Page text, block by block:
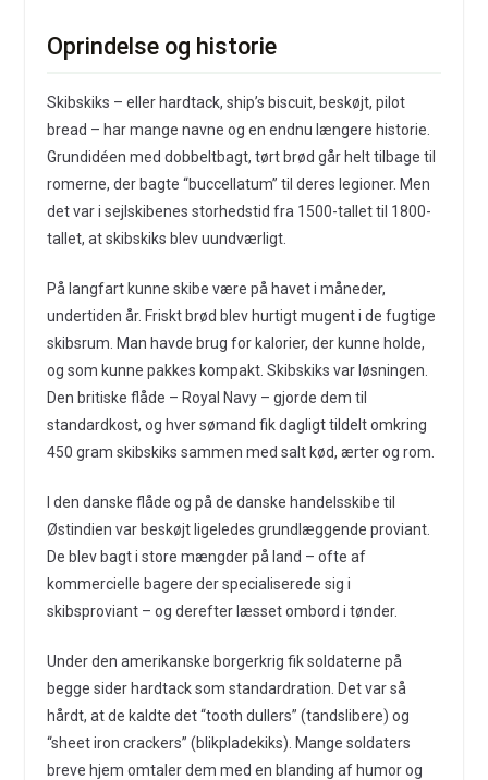
Oprindelse og historie
Skibskiks – eller hardtack, ship’s biscuit, beskøjt, pilot
bread – har mange navne og en endnu længere historie.
Grundidéen med dobbeltbagt, tørt brød går helt tilbage til
romerne, der bagte “buccellatum” til deres legioner. Men
det var i sejlskibenes storhedstid fra 1500-tallet til 1800-
tallet, at skibskiks blev uundværligt.
På langfart kunne skibe være på havet i måneder,
undertiden år. Friskt brød blev hurtigt mugent i de fugtige
skibsrum. Man havde brug for kalorier, der kunne holde,
og som kunne pakkes kompakt. Skibskiks var løsningen.
Den britiske flåde – Royal Navy – gjorde dem til
standardkost, og hver sømand fik dagligt tildelt omkring
450 gram skibskiks sammen med salt kød, ærter og rom.
I den danske flåde og på de danske handelsskibe til
Østindien var beskøjt ligeledes grundlæggende proviant.
De blev bagt i store mængder på land – ofte af
kommercielle bagere der specialiserede sig i
skibsproviant – og derefter læsset ombord i tønder.
Under den amerikanske borgerkrig fik soldaterne på
begge sider hardtack som standardration. Det var så
hårdt, at de kaldte det “tooth dullers” (tandslibere) og
“sheet iron crackers” (blikpladekiks). Mange soldaters
breve hjem omtaler dem med en blanding af humor og